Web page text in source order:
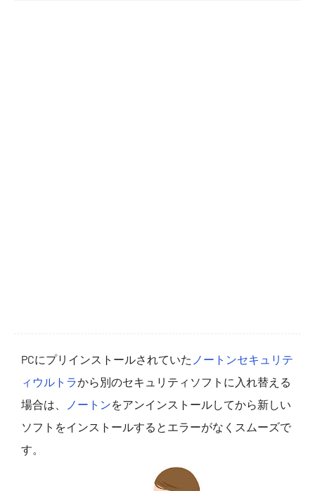
PCにプリインストールされていた ノートンセキュリテ
ィウルトラから別のセキュリティソフトに入れ替える
場合は、
ノートンをアンインストールしてから新しい
ソフトをインストールするとエラーがなくスムーズで
す。